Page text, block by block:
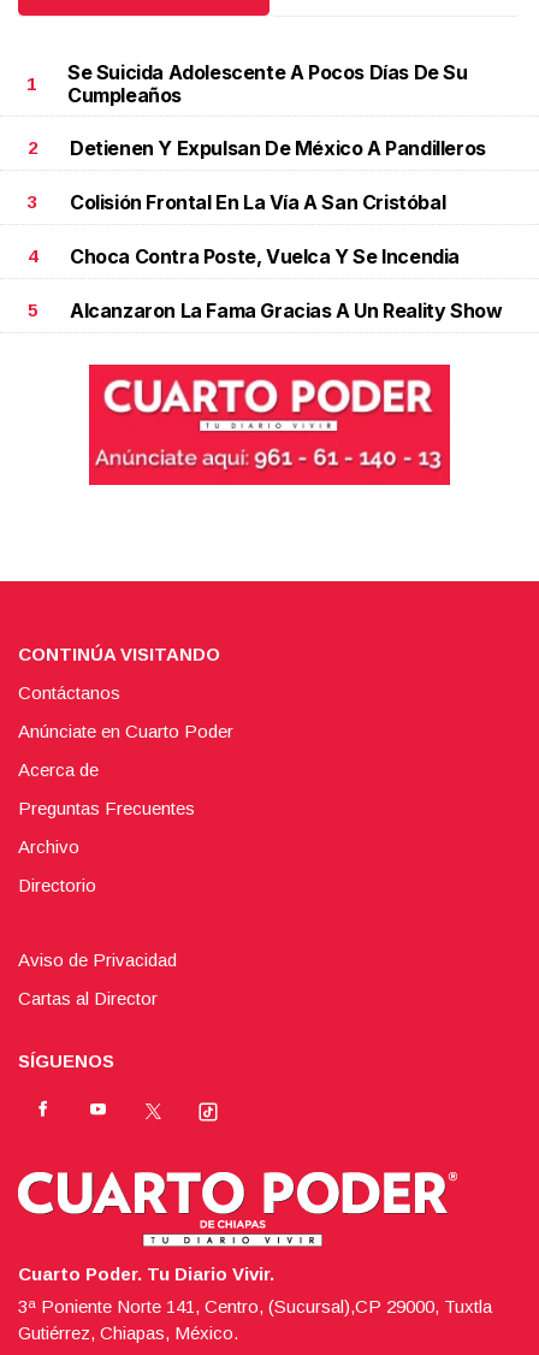
1
Se Suicida Adolescente A Pocos Días De Su
Cumpleaños
2 Detienen Y Expulsan De México A Pandilleros
3 Colisión Frontal En La Vía A San Cristóbal
4 Choca Contra Poste, Vuelca Y Se Incendia
5 Alcanzaron La Fama Gracias A Un Reality Show
CONTINÚA VISITANDO
Contáctanos
Anúnciate en Cuarto Poder
Acerca de
Preguntas Frecuentes
Archivo
Directorio
Aviso de Privacidad
Cartas al Director
SÍGUENOS
Cuarto Poder. Tu Diario Vivir.
3ª Poniente Norte 141, Centro, (Sucursal),CP 29000, Tuxtla
Gutiérrez, Chiapas, México.